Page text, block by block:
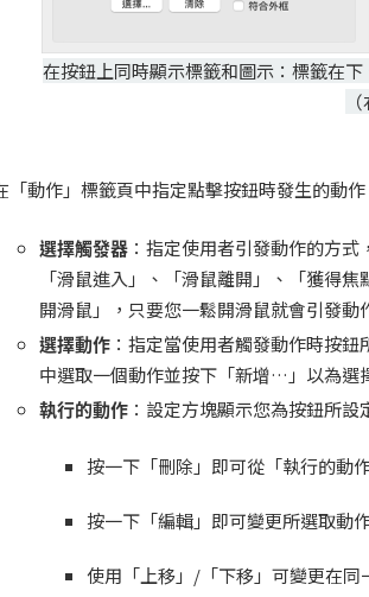
在按鈕上同時顯示標籤和圖示：標籤在
「動作」標籤頁中指定點擊按鈕時發生的動作
選擇觸發器：指定使用者引發動作的方式
「滑鼠進入」、「滑鼠離開」、「獲得
開滑鼠」，只要您一鬆開滑鼠就會引發動
選擇動作：指定當使用者觸發動作時按
中選取一個動作並按下「新增…」以為選
執行的動作：設定方塊顯示您為按鈕所設
按一下「刪除」即可從「執行的動
按一下「編輯」即可變更所選取動
使用「上移」/「下移」可變更在同